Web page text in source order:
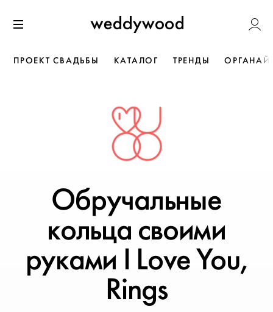
к содержанию
Weddywood
ПРОЕКТ СВАДЬБЫ КАТАЛОГ ТРЕНДЫ
Обручальные
кольца своими
руками I Love You,
Rings